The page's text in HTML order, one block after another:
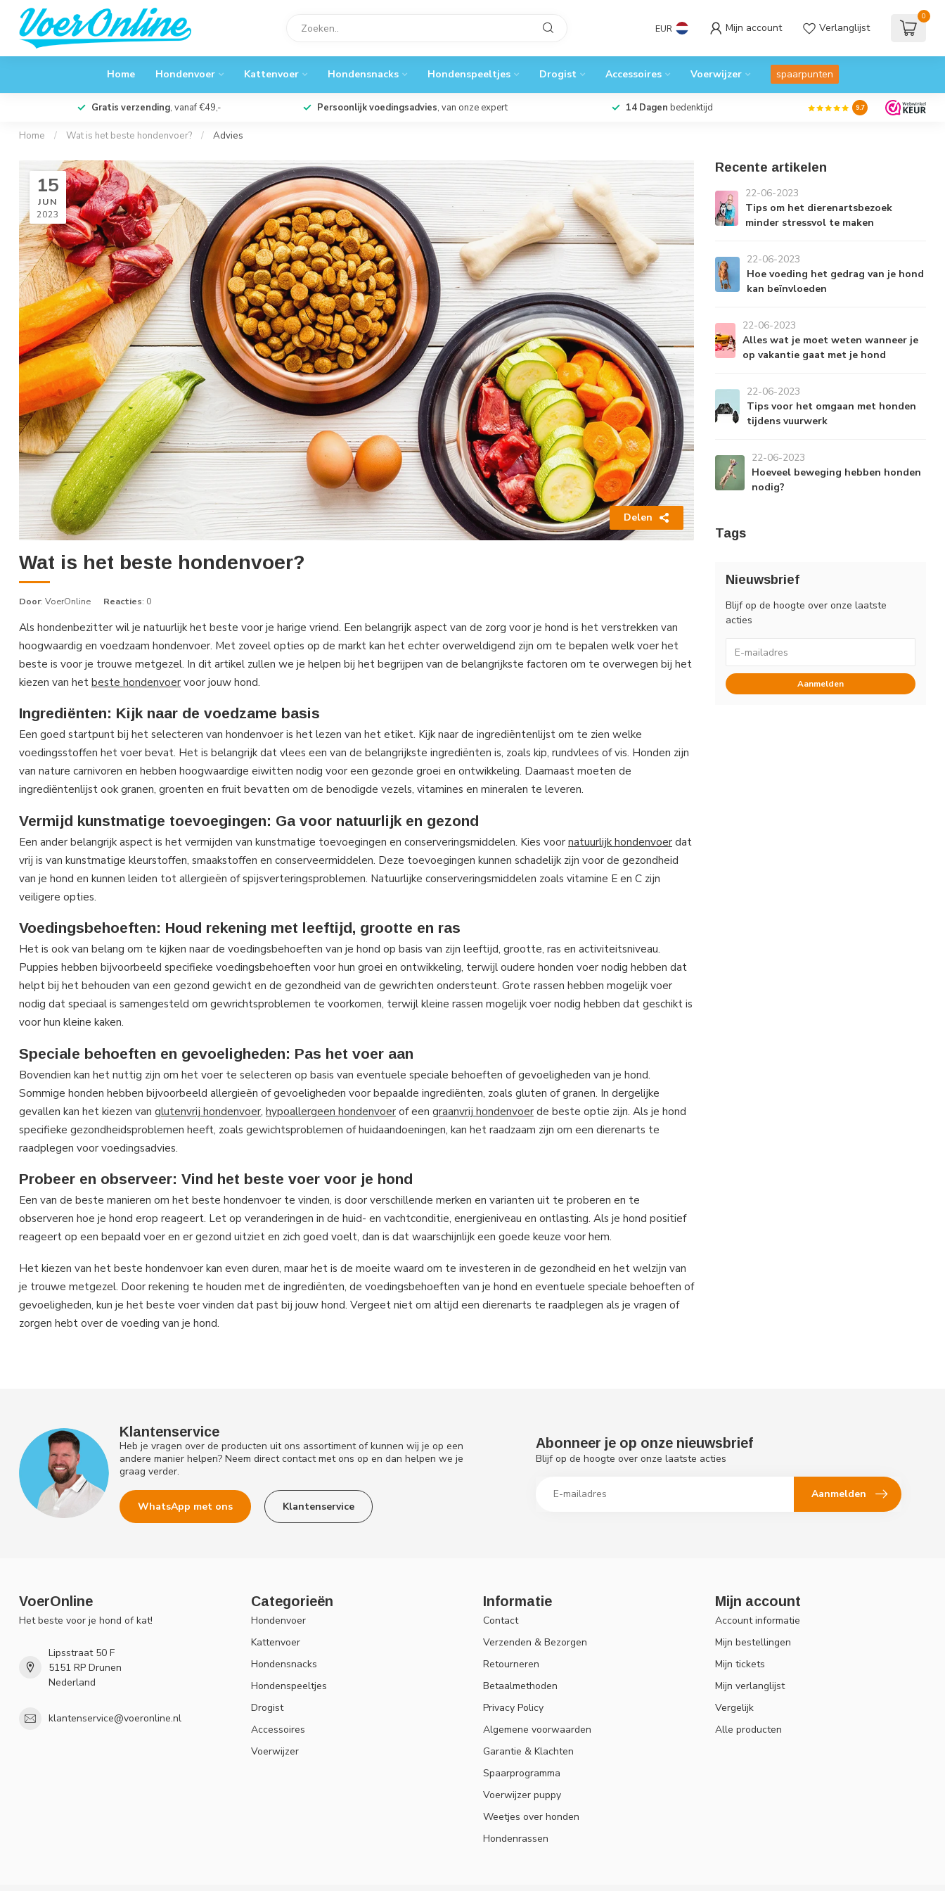
EUR Mijn account Verlanglijst
0
Home Hondenvoer Kattenvoer Hondensnacks Hondenspeeltjes Drogist Accessoires Voerwijzer spaarpunten
Gratis verzending, vanaf €49,- Persoonlijk voedingsadvies, van onze expert 14 Dagen bedenktijd 9.7
Home / Wat is het beste hondenvoer? / Advies
15
JUN
2023
Delen
Wat is het beste hondenvoer?
Door: VoerOnline Reacties: 0
Als hondenbezitter wil je natuurlijk het beste voor je harige vriend. Een belangrijk aspect van de zorg voor je hond is het verstrekken van
hoogwaardig en voedzaam hondenvoer. Met zoveel opties op de markt kan het echter overweldigend zijn om te bepalen welk voer het
beste is voor je trouwe metgezel. In dit artikel zullen we je helpen bij het begrijpen van de belangrijkste factoren om te overwegen bij het
kiezen van hetbeste hondenvoervoor jouw hond.
Ingrediënten: Kijk naar de voedzame basis
Een goed startpunt bij het selecteren van hondenvoer is het lezen van het etiket. Kijk naar de ingrediëntenlijst om te zien welke
voedingsstoffen het voer bevat. Het is belangrijk dat vlees een van de belangrijkste ingrediënten is, zoals kip, rundvlees of vis. Honden zijn
van nature carnivoren en hebben hoogwaardige eiwitten nodig voor een gezonde groei en ontwikkeling. Daarnaast moeten de
ingrediëntenlijst ook granen, groenten en fruit bevatten om de benodigde vezels, vitamines en mineralen te leveren.
Vermijd kunstmatige toevoegingen: Ga voor natuurlijk en gezond
Een ander belangrijk aspect is het vermijden van kunstmatige toevoegingen en conserveringsmiddelen. Kies voornatuurlijk hondenvoerdat
vrij is van kunstmatige kleurstoffen, smaakstoffen en conserveermiddelen. Deze toevoegingen kunnen schadelijk zijn voor de gezondheid
van je hond en kunnen leiden tot allergieën of spijsverteringsproblemen. Natuurlijke conserveringsmiddelen zoals vitamine E en C zijn
veiligere opties.
Voedingsbehoeften: Houd rekening met leeftijd, grootte en ras
Het is ook van belang om te kijken naar de voedingsbehoeften van je hond op basis van zijn leeftijd, grootte, ras en activiteitsniveau.
Puppies hebben bijvoorbeeld specifieke voedingsbehoeften voor hun groei en ontwikkeling, terwijl oudere honden voer nodig hebben dat
helpt bij het behouden van een gezond gewicht en de gezondheid van de gewrichten ondersteunt. Grote rassen hebben mogelijk voer
nodig dat speciaal is samengesteld om gewrichtsproblemen te voorkomen, terwijl kleine rassen mogelijk voer nodig hebben dat geschikt is
voor hun kleine kaken.
Speciale behoeften en gevoeligheden: Pas het voer aan
Bovendien kan het nuttig zijn om het voer te selecteren op basis van eventuele speciale behoeften of gevoeligheden van je hond.
Sommige honden hebben bijvoorbeeld allergieën of gevoeligheden voor bepaalde ingrediënten, zoals gluten of granen. In dergelijke
gevallen kan het kiezen van glutenvrij hondenvoer, hypoallergeen hondenvoerof een graanvrij hondenvoerde beste optie zijn. Als je hond
specifieke gezondheidsproblemen heeft, zoals gewichtsproblemen of huidaandoeningen, kan het raadzaam zijn om een dierenarts te
raadplegen voor voedingsadvies.
Probeer en observeer: Vind het beste voer voor je hond
Een van de beste manieren om het beste hondenvoer te vinden, is door verschillende merken en varianten uit te proberen en te
observeren hoe je hond erop reageert. Let op veranderingen in de huid- en vachtconditie, energieniveau en ontlasting. Als je hond positief
reageert op een bepaald voer en er gezond uitziet en zich goed voelt, dan is dat waarschijnlijk een goede keuze voor hem.
Het kiezen van het beste hondenvoer kan even duren, maar het is de moeite waard om te investeren in de gezondheid en het welzijn van
je trouwe metgezel. Door rekening te houden met de ingrediënten, de voedingsbehoeften van je hond en eventuele speciale behoeften of
gevoeligheden, kun je het beste voer vinden dat past bij jouw hond. Vergeet niet om altijd een dierenarts te raadplegen als je vragen of
zorgen hebt over de voeding van je hond.
Recente artikelen
22-06-2023
Tips om het dierenartsbezoek
minder stressvol te maken
22-06-2023
Hoe voeding het gedrag van je hond
kan beïnvloeden
22-06-2023
Alles wat je moet weten wanneer je
op vakantie gaat met je hond
22-06-2023
Tips voor het omgaan met honden
tijdens vuurwerk
22-06-2023
Hoeveel beweging hebben honden
nodig?
Tags
Nieuwsbrief
Blijf op de hoogte over onze laatste
acties
Aanmelden
Klantenservice
Heb je vragen over de producten uit ons assortiment of kunnen wij je op een
andere manier helpen? Neem direct contact met ons op en dan helpen we je
graag verder.
WhatsApp met ons Klantenservice
Abonneer je op onze nieuwsbrief
Blijf op de hoogte over onze laatste acties
Aanmelden
VoerOnline
Het beste voor je hond of kat!
Lipsstraat 50 F
5151 RP Drunen
Nederland
klantenservice@voeronline.nl
Categorieën
Hondenvoer
Kattenvoer
Hondensnacks
Hondenspeeltjes
Drogist
Accessoires
Voerwijzer
Informatie
Contact
Verzenden & Bezorgen
Retourneren
Betaalmethoden
Privacy Policy
Algemene voorwaarden
Garantie & Klachten
Spaarprogramma
Voerwijzer puppy
Weetjes over honden
Hondenrassen
Mijn account
Account informatie
Mijn bestellingen
Mijn tickets
Mijn verlanglijst
Vergelijk
Alle producten